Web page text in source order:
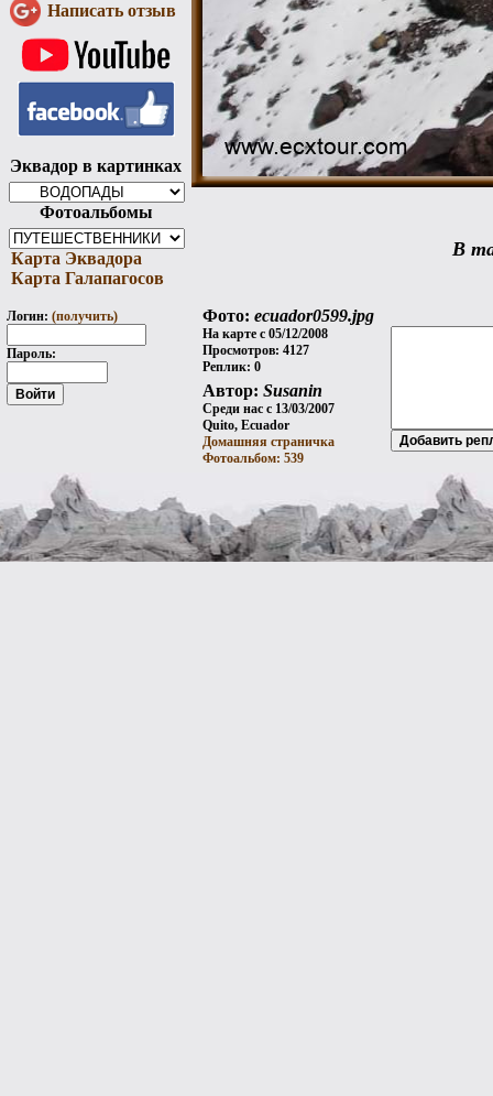
Написать отзыв
Эквадор в картинках
Фотоальбомы
Карта Эквадора
Карта Галапагосов
Логин: (получить)
Пароль:
В
Фото: ecuador0599.jpg
На карте с 05/12/2008
Просмотров: 4127
Реплик: 0
Автор: Susanin
Среди нас с 13/03/2007
Quito, Ecuador
Домашняя страничка
Фотоальбом: 539